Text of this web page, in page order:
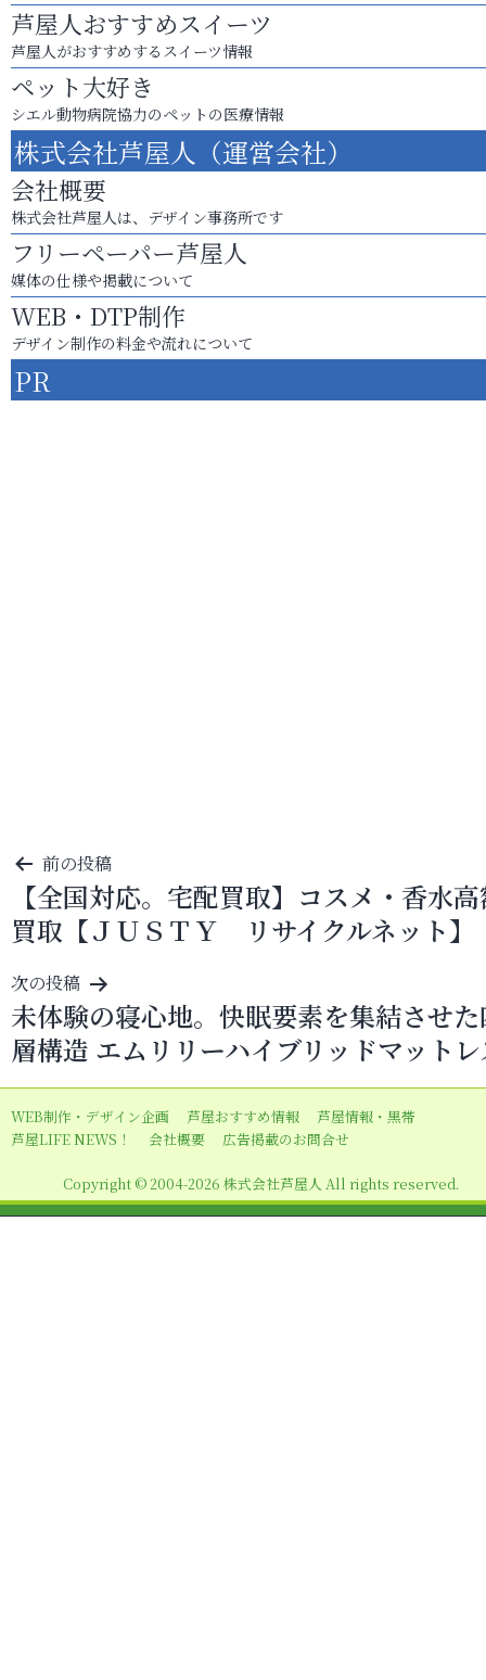
芦屋人おすすめスイーツ
芦屋人がおすすめするスイーツ情報
ペット大好き
シエル動物病院協力のペットの医療情報
株式会社芦屋人（運営会社）
会社概要
株式会社芦屋人は、デザイン事務所です
フリーペーパー芦屋人
媒体の仕様や掲載について
WEB・DTP制作
デザイン制作の料金や流れについて
PR
投
稿
ナ
ビ
ゲ
ー
シ
ョ
ン
前の投稿
【全国対応。宅配買取】コスメ・香水
買取【ＪＵＳＴＹ リサイクルネット】
次の投稿
未体験の寝心地。快眠要素を集結させ
層構造 エムリリーハイブリッドマット
WEB制作・デザイン企画 芦屋おすすめ情報
芦屋情報・黒帯
芦屋LIFE NEWS！
会社概要 広告掲載のお問合せ
Copyright © 2004-2026 株式会社芦屋人 All rights reserved.